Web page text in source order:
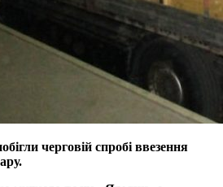
черговій спробі ввезення